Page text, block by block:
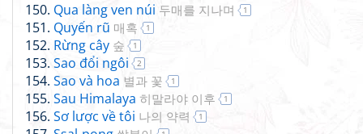
Qua làng ven núi 두매를 지나며 1
Quyến rũ 매혹 1
Rừng cây 숲 1
Sao đổi ngôi 2
Sao và hoa 별과 꽃 1
Sau Himalaya 히말라야 이후 1
Sơ lược về tôi 나의 약력 1